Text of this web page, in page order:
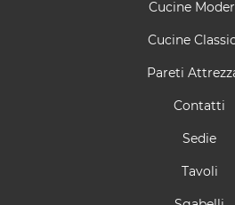
Cucine
Cucine
Pareti
Contatti
Sedie
Tavoli